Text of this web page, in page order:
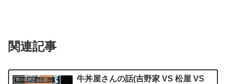
関連記事
世の旦那さんに読んでほしい記事
牛丼屋さんの話(吉野家 VS 松屋 VS